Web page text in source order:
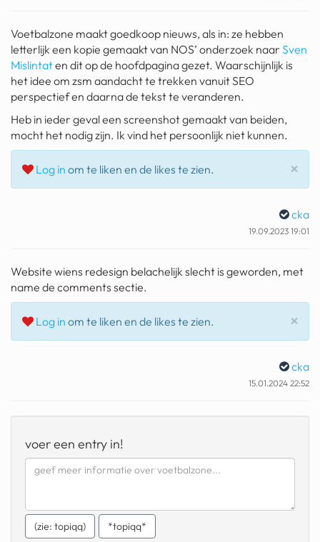
wibra
blokker
dubai chocolade
it really whips the llama s
ass
chinese automerken
ryanair
dpd
armand duplantis
chevrolet mohawk
Voetbalzone maakt goedkoop nieuws, als in: ze hebben
letterlijk een kopie gemaakt van NOS’ onderzoek naar Sven
Mislintaten dit op de hoofdpagina gezet. Waarschijnlijk is
het idee om zsm aandacht te trekken vanuit SEO
perspectief en daarna de tekst te veranderen.
Heb in ieder geval een screenshot gemaakt van beiden,
mocht het nodig zijn. Ik vind het persoonlijk niet kunnen.
×
Log in om te liken en de likes te zien.
cka
19.09.2023 19:01
Website wiens redesign belachelijk slecht is geworden, met
name de comments sectie.
×
Log in om te liken en de likes te zien.
cka
15.01.2024 22:52
voer een entry in!
(zie: topiqq) *topiqq*